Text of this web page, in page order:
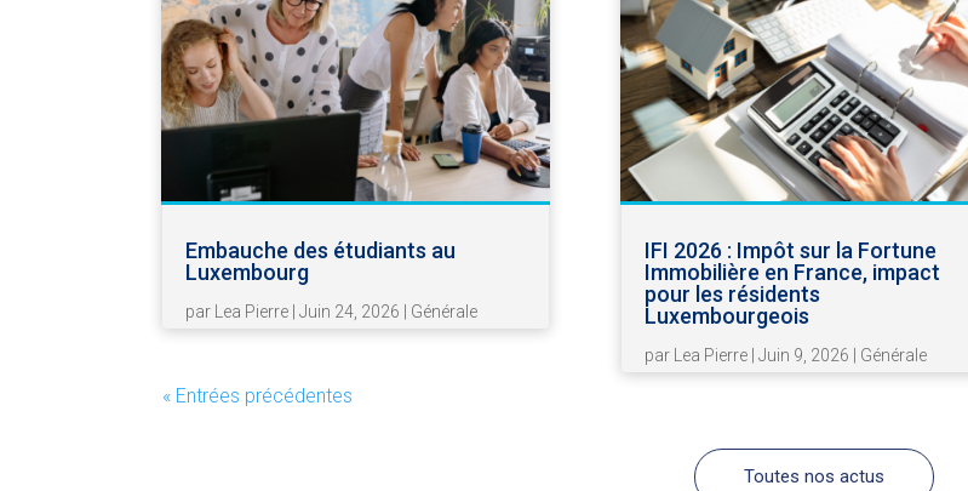
Embauche des étudiants au
Luxembourg
par Lea Pierre |Juin 24, 2026 Générale
IFI 2026 : Impôt sur la Fortune
Immobilière en France, impact
pour les résidents
Luxembourgeois
par Lea Pierre| Juin 9, 2026 Générale
« Entrées précédentes
Toutes nos actus